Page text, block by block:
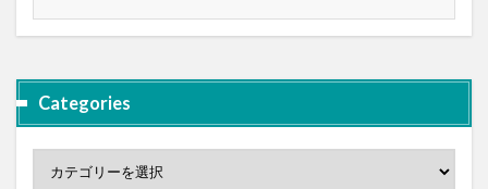
Categories